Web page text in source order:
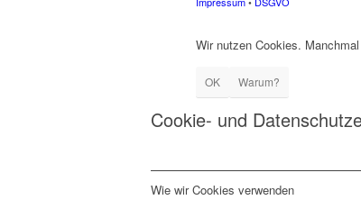
Wir nutzen Cookies.
OK Warum?
Cookie- und
Wie wir Cookies verwenden